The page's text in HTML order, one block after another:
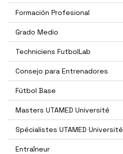
Formación Profesional
Grado Medio
Techniciens FutbolLab
Consejo para Entrenadores
Fútbol Base
Masters UTAMED Université
Spécialistes UTAMED Université
Entraîneur